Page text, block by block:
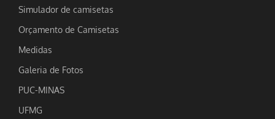
Simulador de camisetas
Orçamento de Camisetas
Medidas
Galeria de Fotos
PUC-MINAS
UFMG